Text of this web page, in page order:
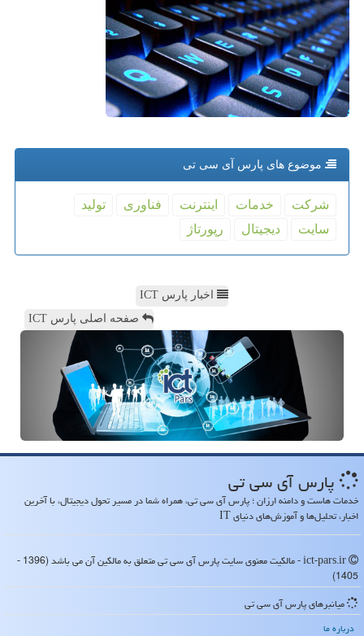
موضوع های پارس آی سی تی
شركت خدمات اینترنت فناوری
تولید
سایت
دیجیتال رپورتاژ
اخبار پارس ICT
صفحه اصلی پارس ICT
پارس آی سی تی
خدمات هاست و دامنه ارزان ؛ پارس آی سی تی، همراه شما در مسیر تحول دیجیتال، با آخرین
اخبار، تحلیل‌ها و آموزش‌های دنیای IT
ict-pars.ir - مالکیت معنوی سایت پارس آی سی تی متعلق به مالکین آن می باشد (1396 -
1405)
میانبرهای پارس آی سی تی
درباره ما